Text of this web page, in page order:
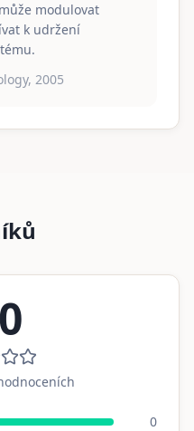
modulovat
k udržení
2005
0